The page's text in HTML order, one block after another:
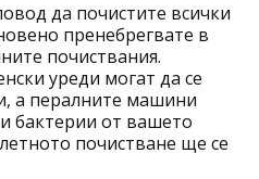
да почистите всички
пренебрегвате в
почиствания.
уреди могат да се
а пералните машини
бактерии от вашето
почистване ще се